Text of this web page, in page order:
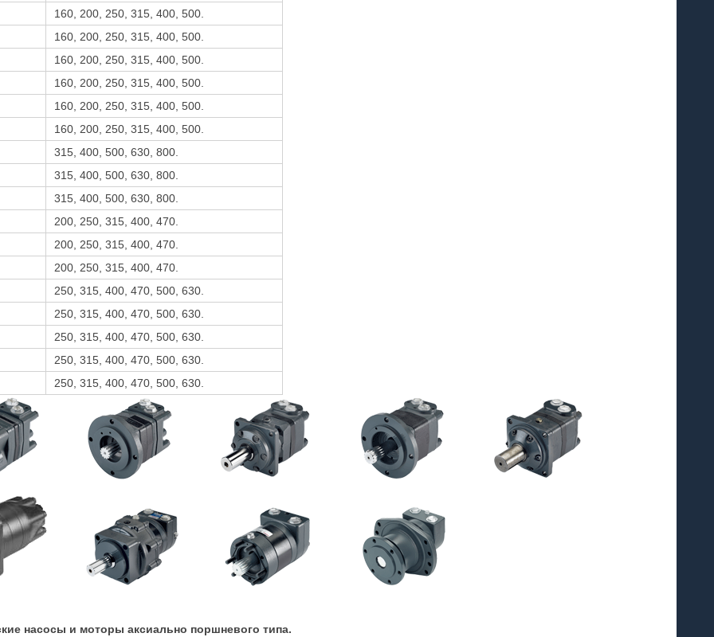
160, 200, 250, 315, 400, 500.
160, 200, 250, 315, 400, 500.
160, 200, 250, 315, 400, 500.
160, 200, 250, 315, 400, 500.
160, 200, 250, 315, 400, 500.
160, 200, 250, 315, 400, 500.
315, 400, 500, 630, 800.
315, 400, 500, 630, 800.
315, 400, 500, 630, 800.
200, 250, 315, 400, 470.
200, 250, 315, 400, 470.
200, 250, 315, 400, 470.
250, 315, 400, 470, 500, 630.
250, 315, 400, 470, 500, 630.
250, 315, 400, 470, 500, 630.
250, 315, 400, 470, 500, 630.
250, 315, 400, 470, 500, 630.
насосы и моторы аксиально поршневого типа.